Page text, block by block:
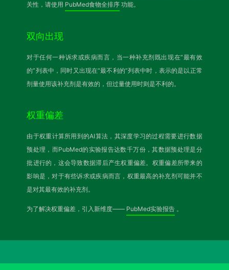
关性，请使用 PubMed食物全排序 功能。
双向出现
对于任何一种诉求或疾病而言，当一种补充剂既出现在“最有效
的”列表中，同时又出现在“最不利的”列表中时，表示的是以正常
剂量使用该补充剂是有效的，但过量使用时则是不利的。
权重偏差
由于权重计算所用到的AI算法，其深度学习的过程需要进行数据
预处理，而PubMed的实验报告达数千万份，其数据预处理是分
批进行的，这会导致数据滞后产生权重偏差。权重偏差所带来的
影响是，对于有些诉求或疾病而言，权重最高的补充剂可能并不
是对其最有效的补充剂。
为了解决权重偏差，引入新维度—— PubMed实验报告 。